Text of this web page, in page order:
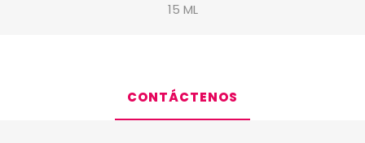
15 ML
CONTÁCTENOS